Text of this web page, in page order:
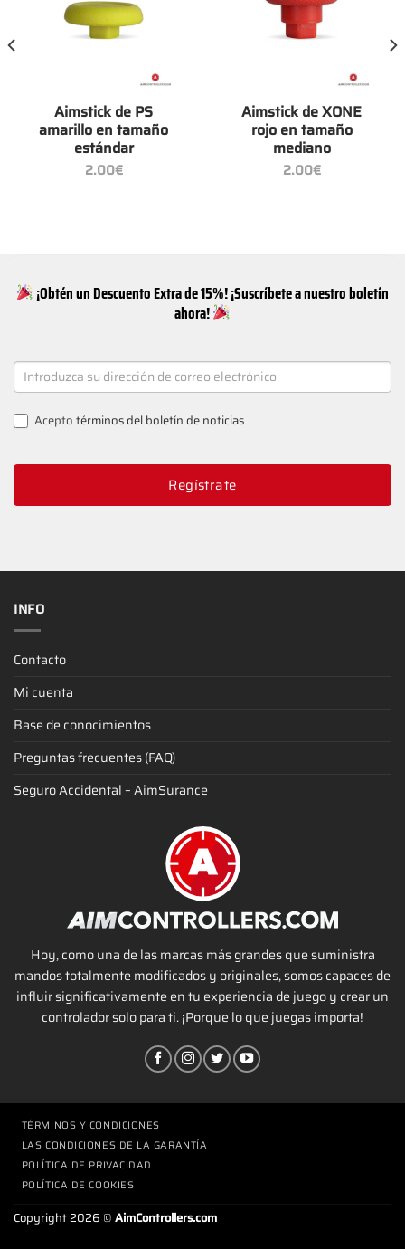
Aimstick de PS
amarillo en tamaño
estándar
2.00€
Aimstick de XONE
rojo en tamaño
mediano
2.00€
¡Obtén un Descuento Extra de 15%! ¡Suscríbete a nuestro boletín
ahora!
NEWSLETTER
SIGNUP
Aceptotérminos del boletín de noticias
Regístrate
INFO
Contacto
Mi cuenta
Base de conocimientos
Preguntas frecuentes (FAQ)
Seguro Accidental – AimSurance
Hoy, como una de las marcas más grandes que suministra
mandos totalmente modificados y originales, somos capaces de
influir significativamente en tu experiencia de juego y crear un
controlador solo para ti. ¡Porque lo que juegas importa!
TÉRMINOS Y CONDICIONES
LAS CONDICIONES DE LA GARANTÍA
POLÍTICA DE PRIVACIDAD
POLÍTICA DE COOKIES
Copyright 2026 ©AimControllers.com